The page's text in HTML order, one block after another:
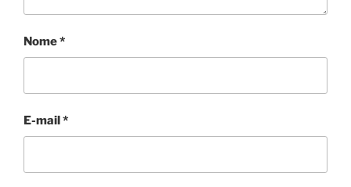
Nome*
E-mail *